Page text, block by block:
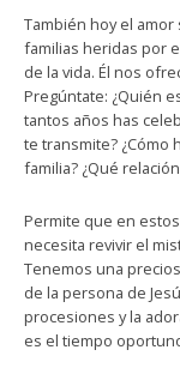
También hoy el
familias heridas por
de la vida. Él nos
Pregúntate: ¿Quién
tantos años has
te transmite? ¿Cómo
familia? ¿Qué
Permite que en
necesita revivir el
Tenemos una
de la persona de
procesiones y la
es el tiempo